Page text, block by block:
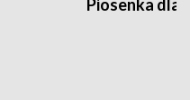
Piosenka dla